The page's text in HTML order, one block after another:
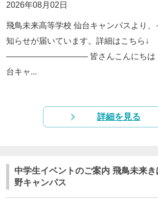
2026年08月02日
飛鳥未来高等学校 仙台キャンパスより
知らせが届いています。詳細はこちら↓
—————————— 皆さんこんにちは！
台キャ...
詳細を見る
中学生イベントのご案内 飛鳥未来
野キャンパス